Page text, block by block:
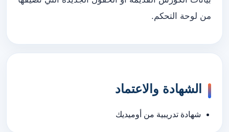
من لوحة التحكم.
الشهادة والاعتماد
شهادة تدريبية من أوميديك